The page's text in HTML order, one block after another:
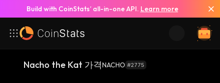
Build with CoinStats’ all-in-one API. Learn more
Nacho the Kat 가격NACHO #2775